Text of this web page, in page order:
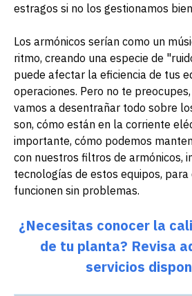
estragos si no los gestionamos
Los armónicos serían como un
ritmo, creando una especie de
puede afectar la eficiencia de tus
operaciones. Pero no te
vamos a desentrañar todo sobre
son, cómo están en la corriente
importante, cómo podemos
con nuestros filtros de armónicos,
tecnologías de estos equipos,
funcionen sin problemas.
¿Necesitas conocer la
de tu planta? Revisa
servicios